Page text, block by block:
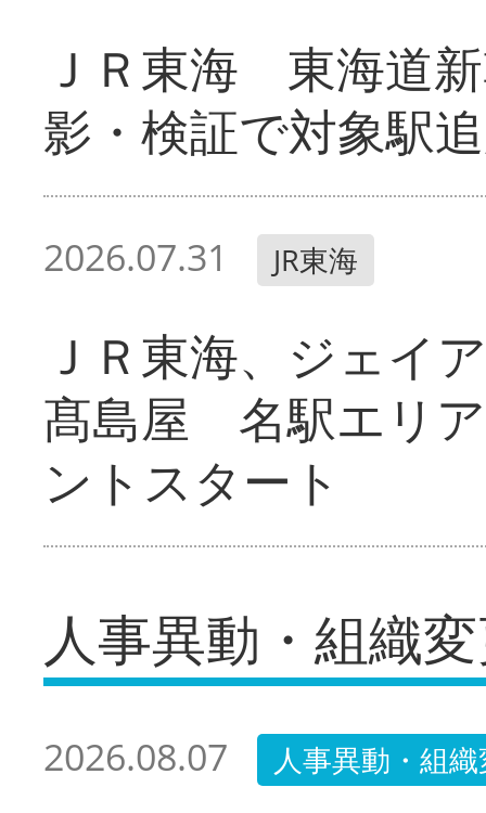
ＪＲ東海 東海道
影・検証で対象駅
2026.07.31 JR東海
ＪＲ東海、ジェイ
髙島屋 名駅エリ
ントスタート
人事異動・組織
2026.08.07 人事異動・組